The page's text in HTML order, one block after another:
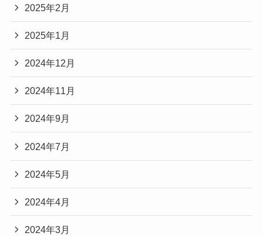
2025年2月
2025年1月
2024年12月
2024年11月
2024年9月
2024年7月
2024年5月
2024年4月
2024年3月